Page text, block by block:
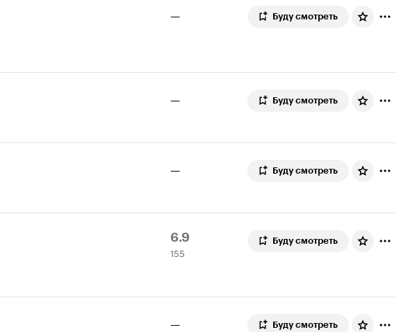
— Буду смотреть
— Буду смотреть
— Буду смотреть
Рейтинг
Кинопоиска
6.9
155
оценок
155
Буду смотреть
— Буду смотреть